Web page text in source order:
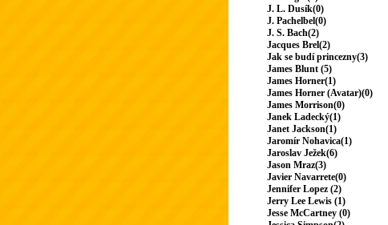
J. L. Dusík(0)
J. Pachelbel(0)
J. S. Bach(2)
Jacques Brel(2)
Jak se budí princezny(3)
James Blunt (5)
James Horner(1)
James Horner (Avatar)(0)
James Morrison(0)
Janek Ladecký(1)
Janet Jackson(1)
Jaromír Nohavica(1)
Jaroslav Ježek(6)
Jason Mraz(3)
Javier Navarrete(0)
Jennifer Lopez (2)
Jerry Lee Lewis (1)
Jesse McCartney (0)